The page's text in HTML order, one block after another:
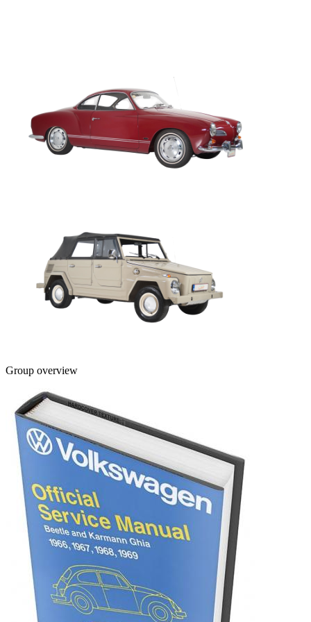
Group overview